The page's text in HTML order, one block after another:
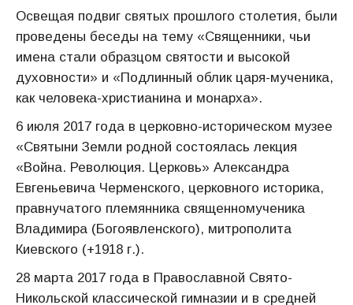
Освещая подвиг святых прошлого столетия, были
проведены беседы на тему «Священники, чьи
имена стали образцом святости и высокой
духовности» и «Подлинный облик царя-мученика,
как человека-христианина и монарха».
6 июля 2017 года в церковно-историческом музее
«Святыни Земли родной состоялась лекция
«Война. Революция. Церковь» Александра
Евгеньевича Черменского, церковного историка,
правнучатого племянника священномученика
Владимира (Богоявленского), митрополита
Киевского (+1918 г.).
28 марта 2017 года в Православной Свято-
Никольской классической гимназии и в средней